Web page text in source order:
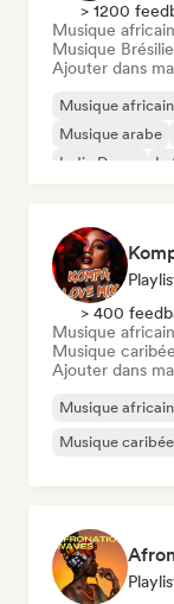
> 1200
Musique
Musique
Ajouter dans
Musique
Musique arabe
Indie Dance
> 400
Musique
Musique
Ajouter dans
Musique
Musique